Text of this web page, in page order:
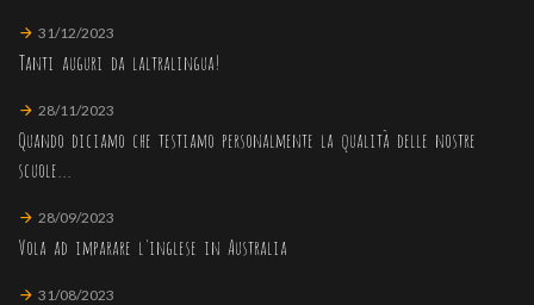
31/12/2023
Tanti auguri da laltralingua!
28/11/2023
Quando diciamo che testiamo personalmente la qualità delle nostre
scuole...
28/09/2023
Vola ad imparare l'inglese in Australia
31/08/2023